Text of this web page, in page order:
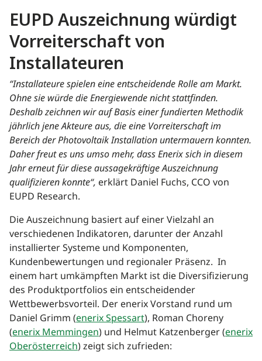
EUPD Auszeichnung würdigt
Vorreiterschaft von
Installateuren
“Installateure spielen eine entscheidende Rolle am Markt.
Ohne sie würde die Energiewende nicht stattfinden.
Deshalb zeichnen wir auf Basis einer fundierten Methodik
jährlich jene Akteure aus, die eine Vorreiterschaft im
Bereich der Photovoltaik Installation untermauern konnten.
Daher freut es uns umso mehr, dass Enerix sich in diesem
Jahr erneut für diese aussagekräftige Auszeichnung
qualifizieren konnte“, erklärt Daniel Fuchs, CCO von
EUPD Research.
Die Auszeichnung basiert auf einer Vielzahl an
verschiedenen Indikatoren, darunter der Anzahl
installierter Systeme und Komponenten,
Kundenbewertungen und regionaler Präsenz. In
einem hart umkämpften Markt ist die Diversifizierung
des Produktportfolios ein entscheidender
Wettbewerbsvorteil. Der enerix Vorstand rund um
Daniel Grimm (enerix Spessart), Roman Choreny
(enerix Memmingen) und Helmut Katzenberger (enerix
Oberösterreich) zeigt sich zufrieden: